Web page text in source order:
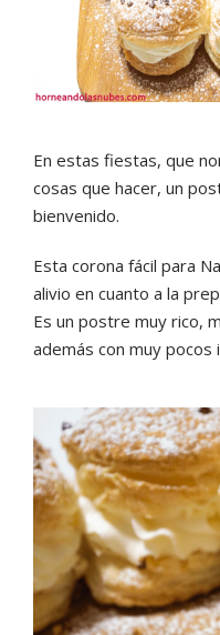
En estas fiestas, que
cosas que hacer, un
bienvenido.
Esta corona fácil para
alivio en cuanto a la
Es un postre muy rico,
además con muy pocos